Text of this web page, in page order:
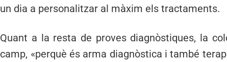
un dia a personalitzar al màxim els tractaments.
Quant a la resta de proves diagnòstiques, la
camp, «perquè és arma diagnòstica i també